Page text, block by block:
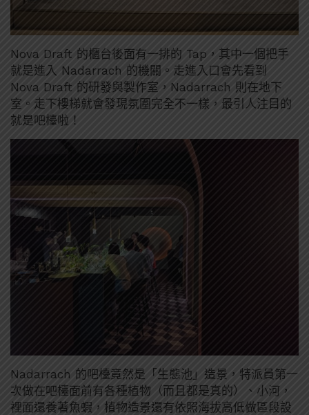
Nova Draft 的櫃台後面有一排的 Tap，其中一個把手
就是進入 Nadarrach 的機關。走進入口會先看到
Nova Draft 的研發與製作室，Nadarrach 則在地下
室。走下樓梯就會發現氛圍完全不一樣，最引人注目的
就是吧檯啦！
Nadarrach 的吧檯竟然是「生態池」造景，特派員第一
次做在吧檯面前有各種植物（而且都是真的）、小河，
裡面還養著魚蝦，植物造景還有依照海拔高低做區段設